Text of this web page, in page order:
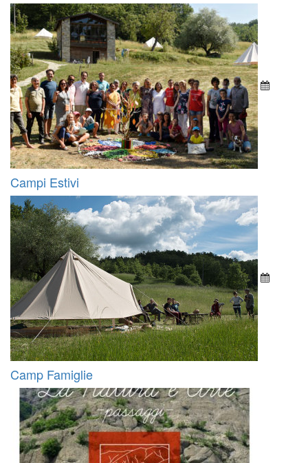
Campi Estivi
Camp Famiglie